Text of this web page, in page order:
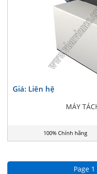
Giá: Liên hệ
MÁY
100% Chính hãng
Page